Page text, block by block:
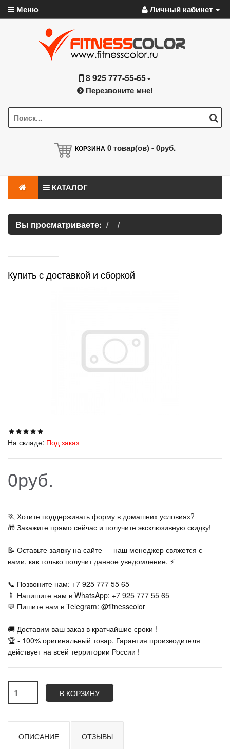
Меню Личный кабинет
8 925 777-55-65
Перезвоните мне!
КОРЗИНА 0товар(ов) -0руб.
КАТАЛОГ
Вы просматриваете:
Купить с доставкой и сборкой
На складе: Под заказ
0руб.
🏃‍ Хотите поддерживать форму в домашних условиях?
🎁 Закажите прямо сейчас и получите эксклюзивную скидку!
📝 Оставьте заявку на сайте — наш менеджер свяжется с
вами, как только получит данное уведомление. ⚡
📞 Позвоните нам: +7 925 777 55 65
📱 Напишите нам в WhatsApp: +7 925 777 55 65
💬 Пишите нам в Telegram: @fitnesscolor
🚚 Доставим ваш заказ в кратчайшие сроки !
🏆 - 100% оригинальный товар. Гарантия производителя
действует на всей территории России !
В КОРЗИНУ
ОПИСАНИЕ ОТЗЫВЫ